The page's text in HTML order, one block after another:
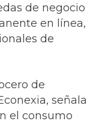
de negocio
en línea,
de
de
señala
el consumo